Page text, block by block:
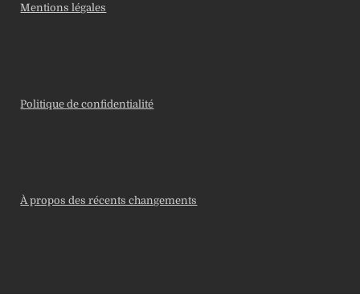
Mentions légales
Politique de confidentialité
À propos des récents changements